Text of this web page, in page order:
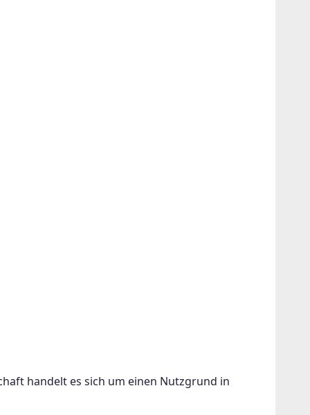
handelt es sich um einen Nutzgrund in